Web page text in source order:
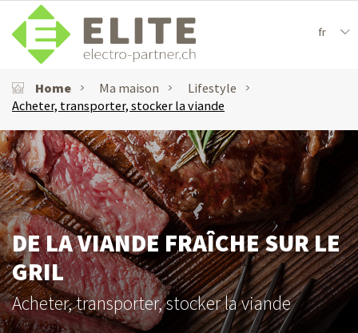
fr
Home Ma maison
Lifestyle
Acheter, transporter, stocker la viande
DE LA VIANDE FRAÎCHE SUR LE
GRIL
Acheter, transporter, stocker la viande